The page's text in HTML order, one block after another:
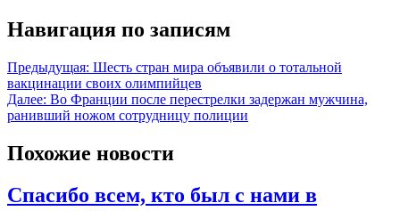
Навигация по записям
Предыдущая: Шесть стран мира объявили о тотальной
вакцинации своих олимпийцев
Далее: Во Франции после перестрелки задержан мужчина,
ранивший ножом сотрудницу полиции
Похожие новости
Спасибо всем, кто был с нами в